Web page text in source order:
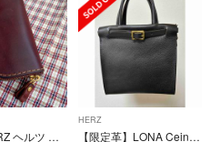
専用品 HERZ ヘルツ ラウンドファスナーキーケース • 4連 (KE−1)
HERZ
【限定革】LONA Ceinture square ショルダーバッグ